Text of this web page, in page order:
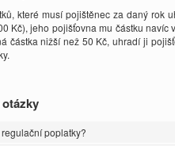
které musí pojištěnec za daný rok
Kč), jeho pojišťovna mu částku
částka nižší než 50 Kč, uhradí ji
poplatky?